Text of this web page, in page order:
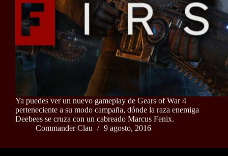
Ya puedes ver un nuevo gameplay de Gears of War 4
perteneciente a su modo campaña, dónde la raza enemiga
Deebees se cruza con un cabreado Marcus Fenix.
Commander Clau
9 agosto, 2016